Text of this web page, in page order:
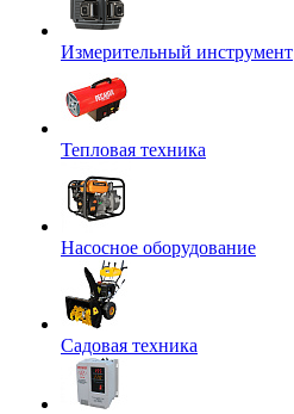
Измерительный инструмент
Тепловая техника
Насосное оборудование
Садовая техника